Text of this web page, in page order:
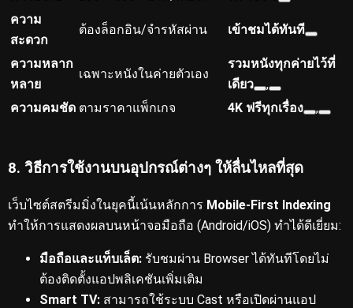
ความ
สะดวก
ต้องล็อกอิน/จำรหัสผ่าน เข้าชมได้ทันที
ความหลาก
หลาย
เฉพาะหนังในค่ายตัวเอง
รวมหนังทุกค่ายไว้ที่
เดียว
,
ความคมชัด ตามราคาแพ็กเกจ 4K ฟรีทุกเรื่อง ,
8. วิธีการใช้งานบนอุปกรณ์ต่างๆ ให้ลื่นไหลที่สุด
เว็บไซต์สตรีมมิ่งในยุคนี้เน้นหลักการ Mobile-First Indexing
ทำให้การแสดงผลบนหน้าจอมือถือ (Android/iOS) ทำได้ดีเยี่ยม:
มือถือและแท็บเล็ต: รับชมผ่าน Browser ได้ทันทีโดยไม่
ต้องติดตั้งแอปพลิเคชันเพิ่มเติม
Smart TV: สามารถใช้ระบบ Cast หรือเปิดผ่านแอป